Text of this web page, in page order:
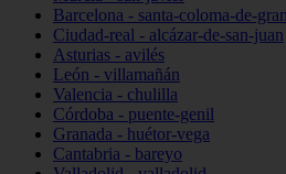
Barcelona - santa-coloma-de-
Ciudad-real - alcázar-de-san-juan
Asturias - avilés
León - villamañán
Valencia - chulilla
Córdoba - puente-genil
Granada - huétor-vega
Cantabria - bareyo